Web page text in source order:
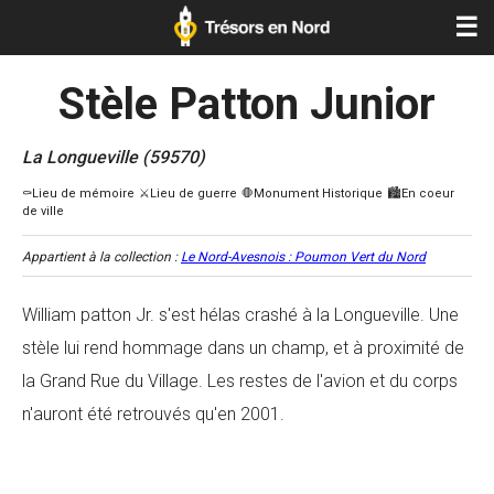
☰
Stèle Patton Junior
La Longueville (59570)
Appartient à la collection : Le Nord-Avesnois : Poumon Vert du Nord
William patton Jr. s'est hélas crashé à la Longueville. Une
stèle lui rend hommage dans un champ, et à proximité de
la Grand Rue du Village. Les restes de l'avion et du corps
n'auront été retrouvés qu'en 2001.